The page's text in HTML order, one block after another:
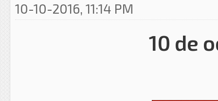
10-10-2016, 11:14 PM
10 de